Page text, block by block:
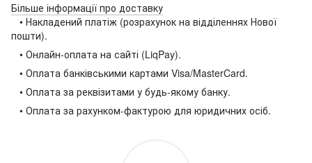
Більше інформації про доставку
• Накладений платіж (розрахунок на відділеннях Нової
пошти).
• Онлайн-оплата на сайті (LiqPay).
• Оплата банківськими картами Visa/MasterCard.
• Оплата за реквізитами у будь-якому банку.
• Оплата за рахунком-фактурою для юридичних осіб.